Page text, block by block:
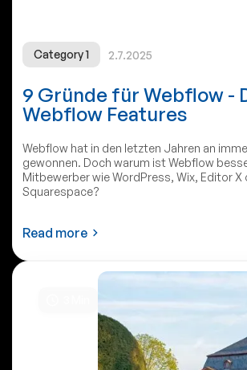
Category 1 2.7.2025
9 Gründe für Webflow -
Webflow Features
Webflow hat in den letzten Jahren an
gewonnen. Doch warum ist Webflow
Mitbewerber wie WordPress, Wix, Editor X
Squarespace?
Read more